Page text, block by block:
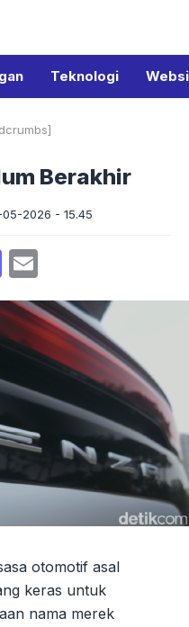
Teknologi
Berakhir
05-2026 - 15.45
Mastodon
otomotif asal
keras untuk
nama merek